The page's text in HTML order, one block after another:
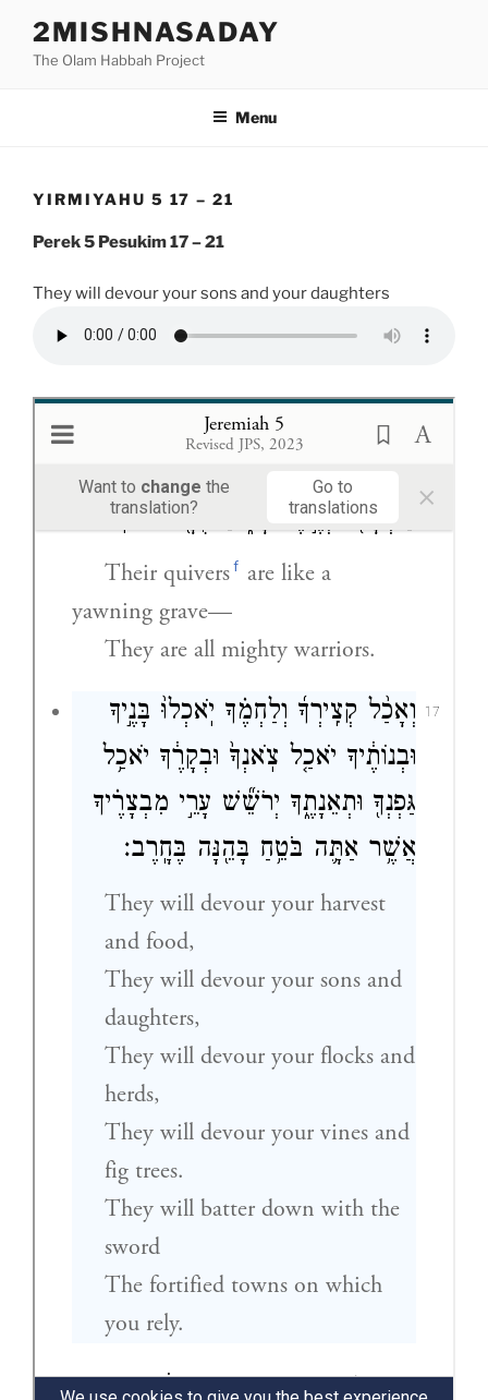
content
2MISHNASADAY
The Olam Habbah Project
Menu
YIRMIYAHU 5 17 – 21
Perek 5 Pesukim 17 – 21
They will devour your sons and your daughters